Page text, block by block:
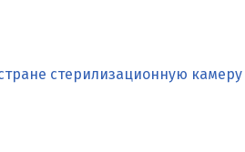
стерилизационную камеру